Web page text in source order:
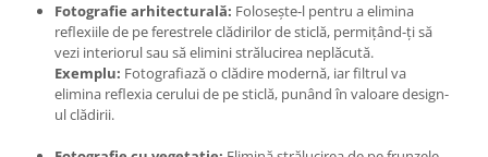
Fotografie arhitecturală: Folosește-l pentru a elimina
reflexiile de pe ferestrele clădirilor de sticlă, permițând-ți să
vezi interiorul sau să elimini strălucirea neplăcută.
Exemplu: Fotografiază o clădire modernă, iar filtrul va
elimina reflexia cerului de pe sticlă, punând în valoare design-
ul clădirii.